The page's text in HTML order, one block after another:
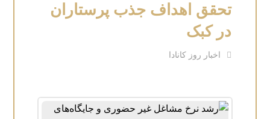
تحقق اهداف جذب پرستاران
در کبک
اخبار روز کانادا